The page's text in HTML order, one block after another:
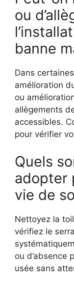
ou
banne
Dans
amélioration
ou
allègements
accessibles.
pour vérifier
Quels
adopter
vie de
Nettoyez la
vérifiez le
ou d’absence
usée sans